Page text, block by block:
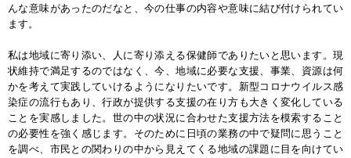
んな意味があったのだなと、今の仕事の内容や意味に結び付けられてい
ます。
私は地域に寄り添い、人に寄り添える保健師でありたいと思います。現
状維持で満足するのではなく、今、地域に必要な支援、事業、資源は何
かを考えて実践していけるようになりたいです。新型コロナウイルス感
染症の流行もあり、行政が提供する支援の在り方も大きく変化している
ことを実感しました。世の中の状況に合わせた支援方法を模索すること
の必要性を強く感じます。そのために日頃の業務の中で疑問に思うこと
を調べ、市民との関わりの中から見えてくる地域の課題に目を向けてい